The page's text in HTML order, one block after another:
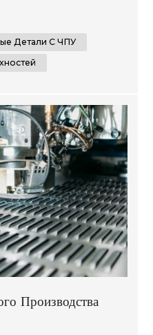
клиентов в самых
оборудования,
Детали С ЧПУ
Производства